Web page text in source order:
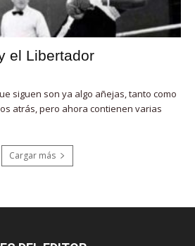
el Libertador
siguen son ya algo añejas, tanto como
atrás, pero ahora contienen varias
Cargar más